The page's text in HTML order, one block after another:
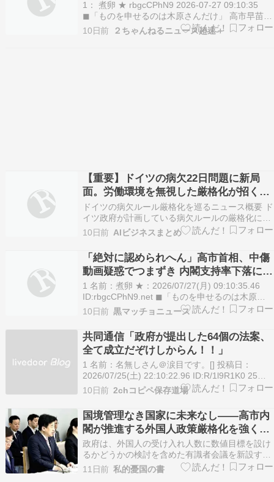
り「なぜなのか」…自民重鎮「裸の王様
になりかねないよ」
1： 煮卵 ★ rbgcCPhN9 2026-07-27 09:10:35
◼「ものを申せるのは木原さんだけ」 高市早苗首
相は「副首都」構想関連法を国会の再延長までち
らつかせて成立させた。恩義のある日本維新の会
10日前 ２ちゃんねるニュース超速＋
【重要】ドイツの病欠22日問題に新局
面。労働環境を無視した厳格化が招く衝
撃の結末
ドイツの病欠ルール厳格化を巡るニュース概要 ド
イツ政府が計画している病欠ルールの厳格化につ
いて、専門家からは深刻な懸念が示されていま
す。 ドイツの労働者は二〇二四年に平均で約二十
二日間の病欠を取得しており、これは国際的に見
ても極めて高い水準です。 この背景には、電子的
な病欠報告制…
10日前 AIビジネスまとめ
「絶対に認められへん」高市首相、中傷
動画疑惑でつまずき 内閣支持率下落に焦
り「なぜなのか」…自民重鎮「裸の王様
になりかねないよ」
1 名前：煮卵 ★：2026/07/27(月) 09:10:35.46
ID:rbgcCPhN9.net ◼「ものを申せるのは木原さ
んだけ」 高市早苗首相は「副首都」構想関連法を
国会の再延長までちらつかせて成立させた。恩義
のある日本維新の会との連立政権合意の実現に突
き進む一方、…
10日前 黒マッチョニュース
共同通信「政府が提出した64個の法案、
全て成立だぞけしからん！！」
1 名前：名無しさん＠涙目です。[] 投稿日：
2026/07/25(土) 22:10:22.96 ID:R/1l9R1K0 25日
閉幕の第221特別国会では、政府による新規提出
の64法案が全て成立した。 皇族数確保策を盛り
込んだ改正皇室典範や、インテリジェンス（情報
収集・分析）機…
10日前 2chコピペ保存道場
国境管理なき国家に未来なし――高市内
閣が推進する外国人政策厳格化を強く支
持する
政府は、外国人の受け入れ人数に数値目標を設け
るかどうかの検討を含めた有識者会議を新設す
る。昨年１０月の自民党と日本維新の会による連
立政権合意書には、「ルールや
11日前 私的憂国の書